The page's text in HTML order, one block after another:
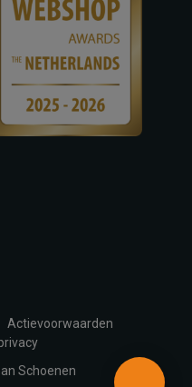
Actievoorwaarden
Schoenen